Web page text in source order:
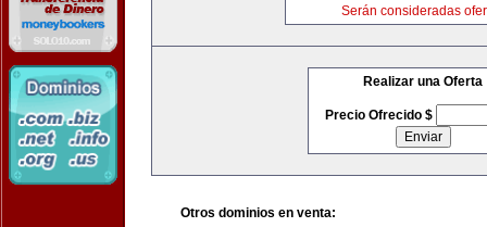
Serán consideradas
Realizar una Oferta
Precio Ofrecido $
Otros dominios en venta: